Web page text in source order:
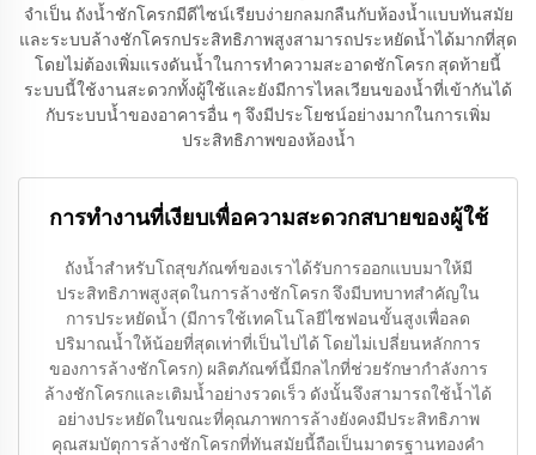
จำเป็น ถังน้ำชักโครกมีดีไซน์เรียบง่ายกลมกลืนกับห้องน้ำแบบทันสมัย
และระบบล้างชักโครกประสิทธิภาพสูงสามารถประหยัดน้ำได้มากที่สุด
โดยไม่ต้องเพิ่มแรงดันน้ำในการทำความสะอาดชักโครก สุดท้ายนี้
ระบบนี้ใช้งานสะดวกทั้งผู้ใช้และยังมีการไหลเวียนของน้ำที่เข้ากันได้
กับระบบน้ำของอาคารอื่น ๆ จึงมีประโยชน์อย่างมากในการเพิ่ม
ประสิทธิภาพของห้องน้ำ
การทำงานที่เงียบเพื่อความสะดวกสบายของผู้ใช้
ถังน้ำสำหรับโถสุขภัณฑ์ของเราได้รับการออกแบบมาให้มี
ประสิทธิภาพสูงสุดในการล้างชักโครก จึงมีบทบาทสำคัญใน
การประหยัดน้ำ (มีการใช้เทคโนโลยีไซฟอนขั้นสูงเพื่อลด
ปริมาณน้ำให้น้อยที่สุดเท่าที่เป็นไปได้ โดยไม่เปลี่ยนหลักการ
ของการล้างชักโครก) ผลิตภัณฑ์นี้มีกลไกที่ช่วยรักษากำลังการ
ล้างชักโครกและเติมน้ำอย่างรวดเร็ว ดังนั้นจึงสามารถใช้น้ำได้
อย่างประหยัดในขณะที่คุณภาพการล้างยังคงมีประสิทธิภาพ
คุณสมบัตุการล้างชักโครกที่ทันสมัยนี้ถือเป็นมาตรฐานทองคำ